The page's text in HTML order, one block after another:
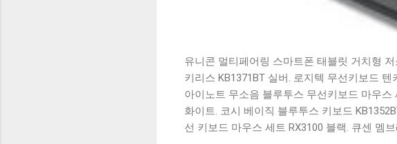
유니콘 멀티페어링 스마트폰 태블릿 거치형
키리스 KB1371BT 실버. 로지텍 무선키보드
아이노트 무소음 블루투스 무선키보드 마우스
화이트. 코시 베이직 블루투스 키보드
선 키보드 마우스 세트 RX3100 블랙. 큐센 멤